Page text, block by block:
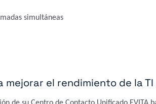
simultáneas
el rendimiento de la